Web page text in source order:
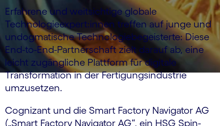
Erfahrene und weitsichtige globale
Technologieexpert:innen treffen auf junge und
undogmatische Technologiebegeisterte: Diese
End-to-End-Partnerschaft zielt darauf ab, eine
leicht zugängliche Plattform für digitale
Transformation in der Fertigungsindustrie
umzusetzen.
Cognizant und die Smart Factory Navigator AG
(„Smart Factory Navigator AG“, ein HSG Spin-